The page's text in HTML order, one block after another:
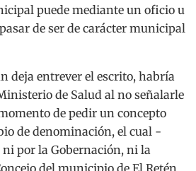
puede mediante un oficio u
de ser de carácter municipal
deja entrever el escrito, habría
de Salud al no señalarle
de pedir un concepto
de denominación, el cual -
por la Gobernación, ni la